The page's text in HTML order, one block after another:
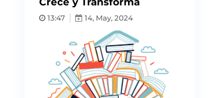
13:47 14, May, 2024